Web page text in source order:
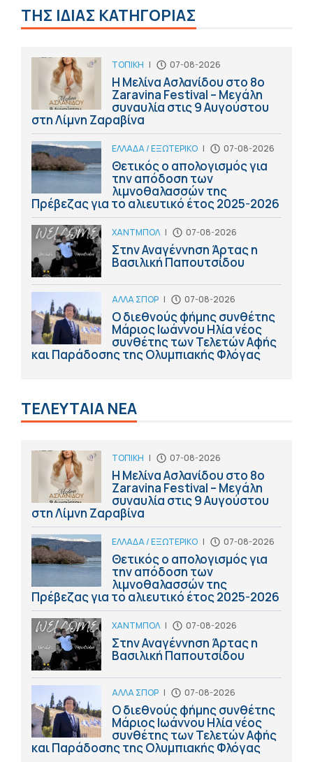
ΤΗΣ ΙΔΙΑΣ ΚΑΤΗΓΟΡΙΑΣ
ΤΟΠΙΚΗ | 07-08-2026
Η Μελίνα Ασλανίδου στο 8ο
Zaravina Festival – Μεγάλη
συναυλία στις 9 Αυγούστου
στη Λίμνη Ζαραβίνα
ΕΛΛΑΔΑ / ΕΞΩΤΕΡΙΚΟ | 07-08-2026
Θετικός ο απολογισμός για
την απόδοση των
λιμνοθαλασσών της
Πρέβεζας για το αλιευτικό έτος 2025-2026
ΧΑΝΤΜΠΟΛ | 07-08-2026
Στην Αναγέννηση Άρτας η
Βασιλική Παπουτσίδου
ΑΛΛΑ ΣΠΟΡ | 07-08-2026
Ο διεθνούς φήμης συνθέτης
Μάριος Ιωάννου Ηλία νέος
συνθέτης των Τελετών Αφής
και Παράδοσης της Ολυμπιακής Φλόγας
ΤΕΛΕΥΤΑΙΑ ΝΕΑ
ΤΟΠΙΚΗ | 07-08-2026
Η Μελίνα Ασλανίδου στο 8ο
Zaravina Festival – Μεγάλη
συναυλία στις 9 Αυγούστου
στη Λίμνη Ζαραβίνα
ΕΛΛΑΔΑ / ΕΞΩΤΕΡΙΚΟ | 07-08-2026
Θετικός ο απολογισμός για
την απόδοση των
λιμνοθαλασσών της
Πρέβεζας για το αλιευτικό έτος 2025-2026
ΧΑΝΤΜΠΟΛ | 07-08-2026
Στην Αναγέννηση Άρτας η
Βασιλική Παπουτσίδου
ΑΛΛΑ ΣΠΟΡ | 07-08-2026
Ο διεθνούς φήμης συνθέτης
Μάριος Ιωάννου Ηλία νέος
συνθέτης των Τελετών Αφής
και Παράδοσης της Ολυμπιακής Φλόγας